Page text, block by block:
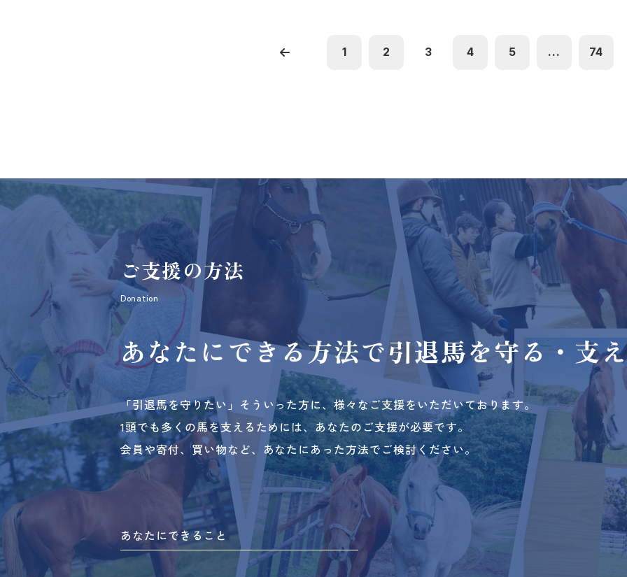
1 2 3 4 5 ... 74
ご支援の方法
Donation
あなたにできる方法で引退馬を守る・支
「引退馬を守りたい」そういった方に、様々なご支援をいただいております。
1頭でも多くの馬を支えるためには、あなたのご支援が必要です。
会員や寄付、買い物など、あなたにあった方法でご検討ください。
あなたにできること